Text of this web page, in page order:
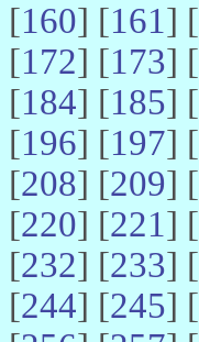
[160] [161] [
[172] [173] [
[184] [185] [
[196] [197] [
[208] [209] [
[220] [221] [
[232] [233] [
[244] [245] [